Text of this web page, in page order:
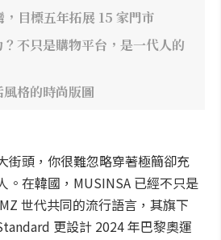
目標五年拓展 15 家門市
不只是購物平台，是一代人的
格的時尚版圖
街頭，你很難忽略穿著極簡卻充
。在韓國，MUSINSA 已經不只是
世代共同的流行語言，其旗下
更設計 2024 年巴黎奧運